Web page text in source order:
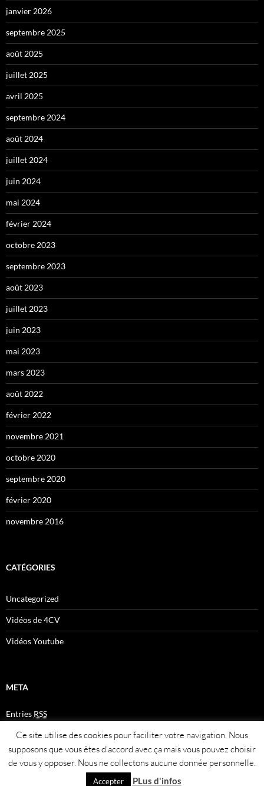
janvier 2026
septembre 2025
août 2025
juillet 2025
avril 2025
septembre 2024
août 2024
juillet 2024
juin 2024
mai 2024
février 2024
octobre 2023
septembre 2023
août 2023
juillet 2023
juin 2023
mai 2023
mars 2023
août 2022
février 2022
novembre 2021
octobre 2020
septembre 2020
février 2020
novembre 2016
CATÉGORIES
Uncategorized
Vidéos de 4CV
Vidéos Youtube
META
Entries RSS
CommentsRSS
Plan du site
Fièrement propulsé par WordPress
Ce site utilise des cookies pour faciliter votre navigation. Nous
supposons que vous êtes d'accord avec ça mais vous pouvez choisir
de vous y opposer. Nous ne collectons aucune donnée personnelle.
Accepter PLus d'infos